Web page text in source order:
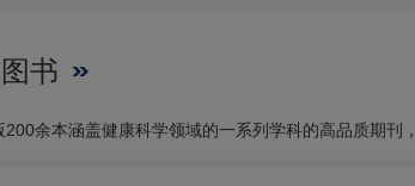
书
余本涵盖健康科学领域的一系列学科的高品质期刊